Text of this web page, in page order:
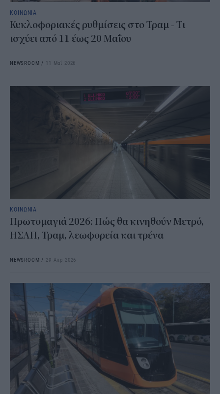
ΚΟΙΝΩΝΙΑ
Κυκλοφοριακές ρυθμίσεις στο Τραμ - Τι
ισχύει από 11 έως 20 Μαΐου
NEWSROOM / 11 Μαΐ 2026
ΚΟΙΝΩΝΙΑ
Πρωτομαγιά 2026: Πώς θα κινηθούν Μετρό,
ΗΣΑΠ, Τραμ, λεωφορεία και τρένα
NEWSROOM / 29 Απρ 2026